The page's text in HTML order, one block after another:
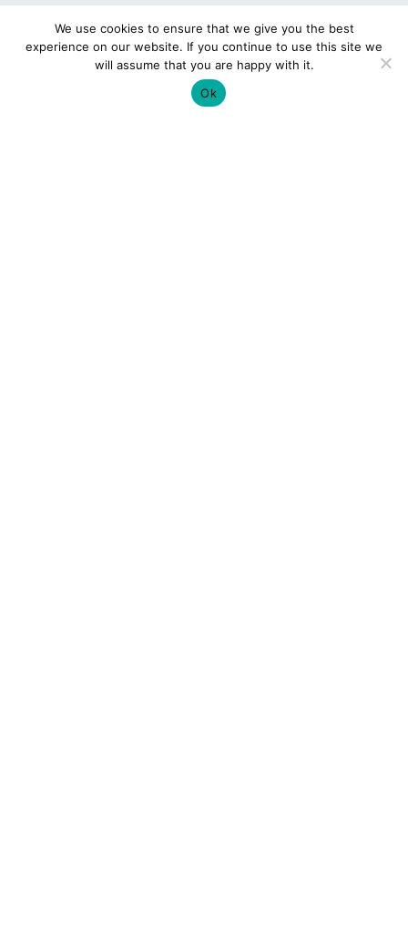
We use cookies to ensure that we give you the best
experience on our website. If you continue to use this site we
will assume that you are happy with it.
Ok